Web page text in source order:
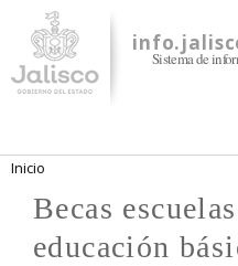
Sistema de
Se encuentra usted aquí
Inicio
Becas
educación